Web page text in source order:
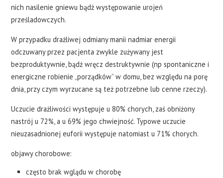
nich nasilenie gniewu bądź występowanie urojeń
prześladowczych.
W przypadku drażliwej odmiany manii nadmiar energii
odczuwany przez pacjenta zwykle zużywany jest
bezproduktywnie, bądź wręcz destruktywnie (np spontaniczne i
energiczne robienie „porządków” w domu, bez względu na porę
dnia, przy czym wyrzucane są też potrzebne lub cenne rzeczy).
Uczucie drażliwości występuje u 80% chorych, zaś obniżony
nastrój u 72%, a u 69% jego chwiejność. Typowe uczucie
nieuzasadnionej euforii występuje natomiast u 71% chorych.
objawy chorobowe:
często brak wglądu w chorobę